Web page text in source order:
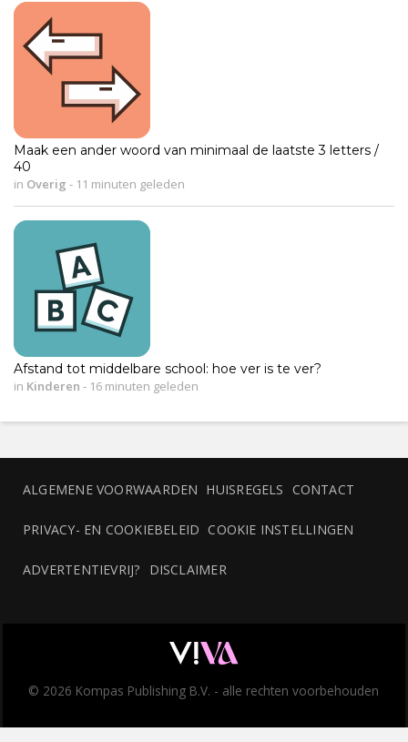
Maak een ander woord van minimaal de laatste 3 letters /
40
in Overig - 11 minuten geleden
Afstand tot middelbare school: hoe ver is te ver?
in Kinderen - 16 minuten geleden
ALGEMENE VOORWAARDEN HUISREGELS CONTACT
PRIVACY- EN COOKIEBELEID COOKIE INSTELLINGEN
ADVERTENTIEVRIJ? DISCLAIMER
© 2026 Kompas Publishing B.V. - alle rechten voorbehouden